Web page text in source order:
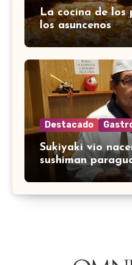
La cocina de los
los asuncenos
Destacado
Sukiyaki vio
sushiman